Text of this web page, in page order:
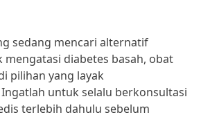
sedang mencari alternatif
diabetes basah, obat
pilihan yang layak
untuk selalu berkonsultasi
terlebih dahulu sebelum